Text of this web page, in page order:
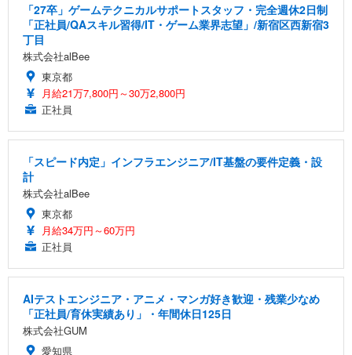
「27卒」ゲームテクニカルサポートスタッフ・完全週休2日制
「正社員/QAスキル習得/IT・ゲーム業界志望」/新宿区西新宿3
丁目
株式会社alBee
東京都
月給21万7,800円～30万2,800円
正社員
「スピード内定」インフラエンジニア/IT基盤の要件定義・設
計
株式会社alBee
東京都
月給34万円～60万円
正社員
AIテストエンジニア・アニメ・マンガ好き歓迎・残業少なめ
「正社員/育休実績あり」・年間休日125日
株式会社GUM
愛知県